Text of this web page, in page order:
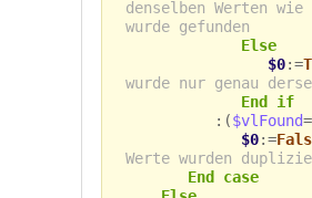
denselben Werten
wurde gefunden
Else
$0:=
wurde nur genau
End if
:($vlFound
$0:=
Werte wurden
End case